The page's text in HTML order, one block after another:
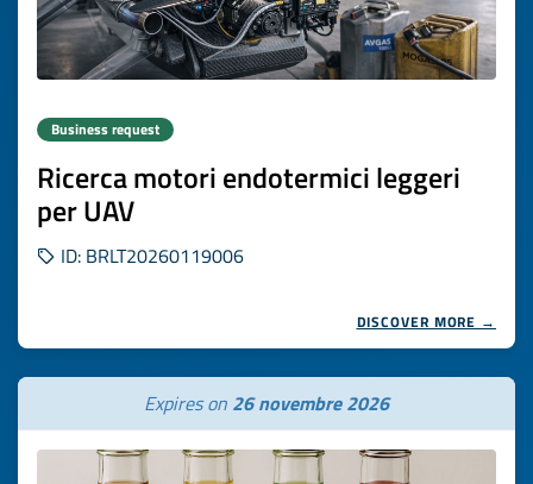
Business request
Ricerca motori endotermici leggeri
per UAV
ID: BRLT20260119006
DISCOVER MORE →
Expires on 26 novembre 2026